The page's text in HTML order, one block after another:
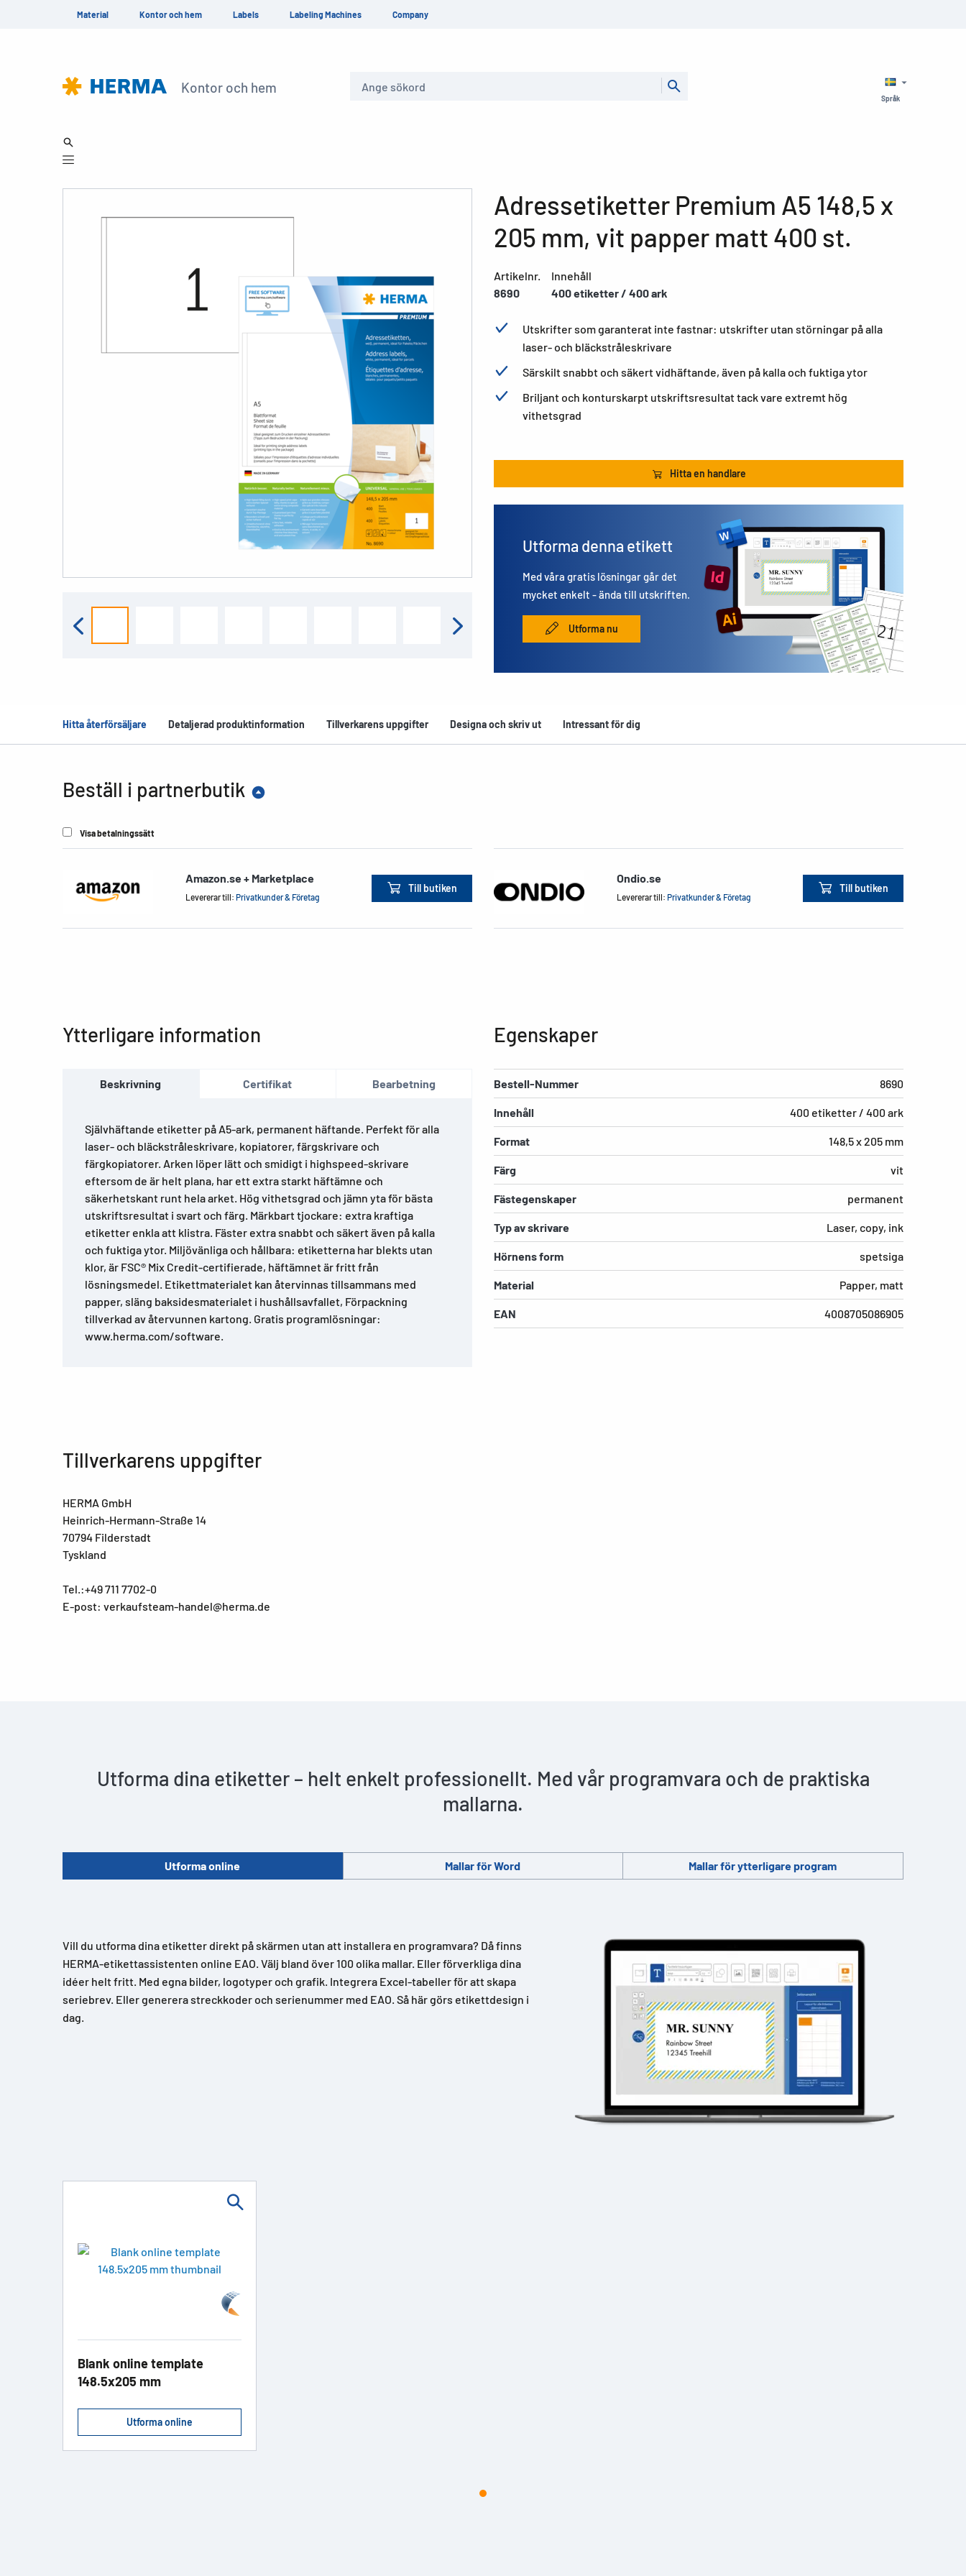
Material Kontor och hem Labels Labeling Machines Company
Kontor och hem
Språk
Adressetiketter Premium A5 148,5 x
205 mm, vit papper matt 400 st.
Artikelnr.
8690
Innehåll
400 etiketter / 400 ark
Utskrifter som garanterat inte fastnar: utskrifter utan störningar på alla
laser- och bläckstråleskrivare
Särskilt snabbt och säkert vidhäftande, även på kalla och fuktiga ytor
Briljant och konturskarpt utskriftsresultat tack vare extremt hög
vithetsgrad
Hitta en handlare
Utforma denna etikett
Med våra gratis lösningar går det
mycket enkelt - ända till utskriften.
Utforma nu
Hitta återförsäljare Detaljerad produktinformation Tillverkarens uppgifter Designa och skriv ut Intressant för dig
Beställ i partnerbutik
Visa betalningssätt
Amazon.se + Marketplace
Levererar till: Privatkunder & Företag
Till butiken
Ondio.se
Levererar till: Privatkunder & Företag
Till butiken
Ytterligare information
Beskrivning Certifikat Bearbetning
Självhäftande etiketter på A5-ark, permanent häftande. Perfekt för alla
laser- och bläckstråleskrivare, kopiatorer, färgskrivare och
färgkopiatorer. Arken löper lätt och smidigt i highspeed-skrivare
eftersom de är helt plana, har ett extra starkt häftämne och
säkerhetskant runt hela arket. Hög vithetsgrad och jämn yta för bästa
utskriftsresultat i svart och färg. Märkbart tjockare: extra kraftiga
etiketter enkla att klistra. Fäster extra snabbt och säkert även på kalla
och fuktiga ytor. Miljövänliga och hållbara: etiketterna har blekts utan
klor, är FSC® Mix Credit-certifierade, häftämnet är fritt från
lösningsmedel. Etikettmaterialet kan återvinnas tillsammans med
papper, släng baksidesmaterialet i hushållsavfallet, Förpackning
tillverkad av återvunnen kartong. Gratis programlösningar:
www.herma.com/software.
Egenskaper
Bestell-Nummer 8690
Innehåll 400 etiketter / 400 ark
Format 148,5 x 205 mm
Färg vit
Fästegenskaper permanent
Typ av skrivare Laser, copy, ink
Hörnens form spetsiga
Material Papper, matt
EAN 4008705086905
Tillverkarens uppgifter
HERMA GmbH
Heinrich-Hermann-Straße 14
70794 Filderstadt
Tyskland
Tel.:+49 711 7702-0
E-post: verkaufsteam-handel@herma.de
Utforma dina etiketter – helt enkelt professionellt. Med vår programvara och de praktiska
mallarna.
Utforma online Mallar för Word Mallar för ytterligare program
Vill du utforma dina etiketter direkt på skärmen utan att installera en programvara? Då finns
HERMA-etikettassistenten online EAO. Välj bland över 100 olika mallar. Eller förverkliga dina
idéer helt fritt. Med egna bilder, logotyper och grafik. Integrera Excel-tabeller för att skapa
seriebrev. Eller generera streckkoder och serienummer med EAO. Så här görs etikettdesign i
dag.
Blank online template
148.5x205 mm
Utforma online